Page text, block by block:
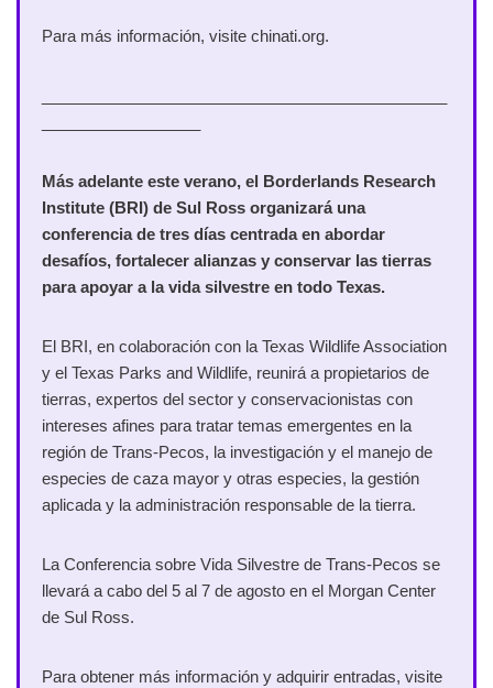
Para más información, visite chinati.org.
Más adelante este verano, el Borderlands Research
Institute (BRI) de Sul Ross organizará una
conferencia de tres días centrada en abordar
desafíos, fortalecer alianzas y conservar las tierras
para apoyar a la vida silvestre en todo Texas.
El BRI, en colaboración con la Texas Wildlife Association
y el Texas Parks and Wildlife, reunirá a propietarios de
tierras, expertos del sector y conservacionistas con
intereses afines para tratar temas emergentes en la
región de Trans-Pecos, la investigación y el manejo de
especies de caza mayor y otras especies, la gestión
aplicada y la administración responsable de la tierra.
La Conferencia sobre Vida Silvestre de Trans-Pecos se
llevará a cabo del 5 al 7 de agosto en el Morgan Center
de Sul Ross.
Para obtener más información y adquirir entradas, visite